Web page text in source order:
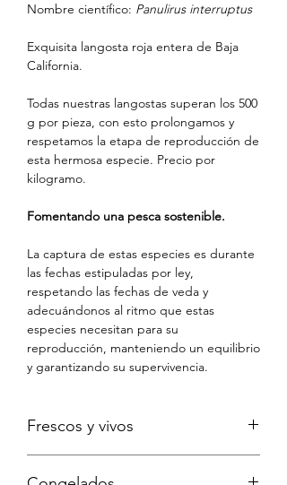
Nombre científico: Panulirus interruptus
Exquisita langosta roja entera de Baja
California.
Todas nuestras langostas superan los 500
g por pieza, con esto prolongamos y
respetamos la etapa de reproducción de
esta hermosa especie. Precio por
kilogramo.
Fomentando una pesca sostenible.
La captura de estas especies es durante
las fechas estipuladas por ley,
respetando las fechas de veda y
adecuándonos al ritmo que estas
especies necesitan para su
reproducción, manteniendo un equilibrio
y garantizando su supervivencia.
Frescos y vivos